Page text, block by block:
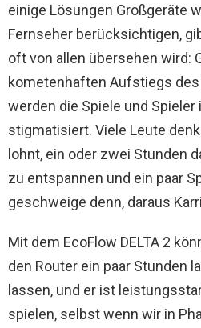
einige Lösungen Großgeräte
Fernseher berücksichtigen,
oft von allen übersehen wird:
kometenhaften Aufstiegs des
werden die Spiele und
stigmatisiert. Viele Leute
lohnt, ein oder zwei Stunden
zu entspannen und ein paar
geschweige denn, daraus
Mit dem EcoFlow DELTA 2
den Router ein paar Stunden
lassen, und er ist
spielen, selbst wenn wir in